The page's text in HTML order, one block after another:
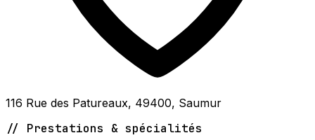
116 Rue des Patureaux, 49400, Saumur
// Prestations & spécialités